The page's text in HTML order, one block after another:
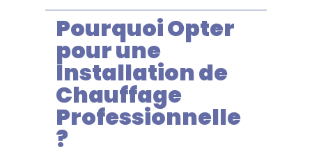
Pourquoi Opter
pour une
Installation de
Chauffage
Professionnelle
?